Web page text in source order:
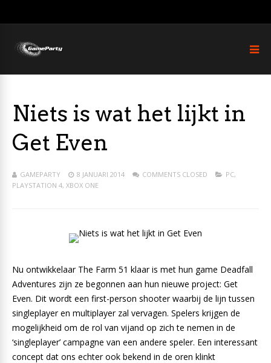
Niets is wat het lijkt in
Get Even
GAMEPARTY 8 JANUARI 2014 COMMENTS CLOSED PC,
PLAYSTATION 4, XBOX ONE
Nu ontwikkelaar The Farm 51 klaar is met hun game Deadfall
Adventures zijn ze begonnen aan hun nieuwe project: Get
Even. Dit wordt een first-person shooter waarbij de lijn tussen
singleplayer en multiplayer zal vervagen. Spelers krijgen de
mogelijkheid om de rol van vijand op zich te nemen in de
‘singleplayer’ campagne van een andere speler. Een interessant
concept dat ons echter ook bekend in de oren klinkt